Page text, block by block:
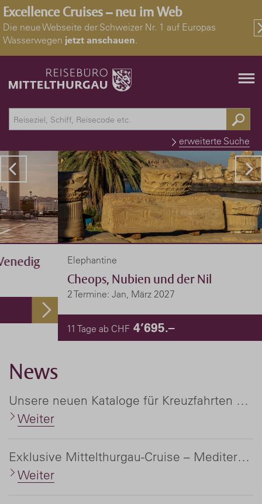
Excellence Cruises – neu im Web
Die neue Webseite der Schweizer Nr. 1 auf Europas
Wasserwegen jetzt anschauen.
erweiterte Suche
Elephantine
Cheops, Nubien und der Nil
2 Termine: Jan, März 2027
11 Tage ab CHF4’695.–
News
Unsere neuen Kataloge für Kreuzfahrten und Flussreisen weltweit
Weiter
Exklusive Mittelthurgau-Cruise – Mediterranea '27
Weiter